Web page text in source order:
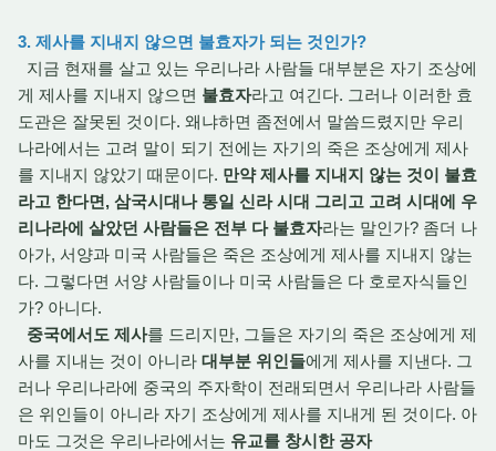
3. 제사를 지내지 않으면 불효자가 되는 것인가?
지금 현재를 살고 있는 우리나라 사람들 대부분은 자기 조상에
게 제사를 지내지 않으면 불효자라고 여긴다. 그러나 이러한 효
도관은 잘못된 것이다. 왜냐하면 좀전에서 말씀드렸지만 우리
나라에서는 고려 말이 되기 전에는 자기의 죽은 조상에게 제사
를 지내지 않았기 때문이다. 만약 제사를 지내지 않는 것이 불효
라고 한다면, 삼국시대나 통일 신라 시대 그리고 고려 시대에 우
리나라에 살았던 사람들은 전부 다 불효자라는 말인가? 좀더 나
아가, 서양과 미국 사람들은 죽은 조상에게 제사를 지내지 않는
다. 그렇다면 서양 사람들이나 미국 사람들은 다 호로자식들인
가? 아니다.
중국에서도 제사를 드리지만, 그들은 자기의 죽은 조상에게 제
사를 지내는 것이 아니라 대부분 위인들에게 제사를 지낸다. 그
러나 우리나라에 중국의 주자학이 전래되면서 우리나라 사람들
은 위인들이 아니라 자기 조상에게 제사를 지내게 된 것이다. 아
마도 그것은 우리나라에서는 유교를 창시한 공자